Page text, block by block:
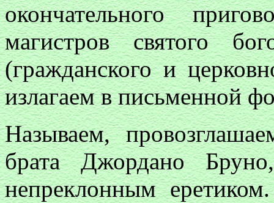
окончательного
магистров святого
(гражданского и
излагаем в письменной
Называем,
брата Джордано
непреклонным